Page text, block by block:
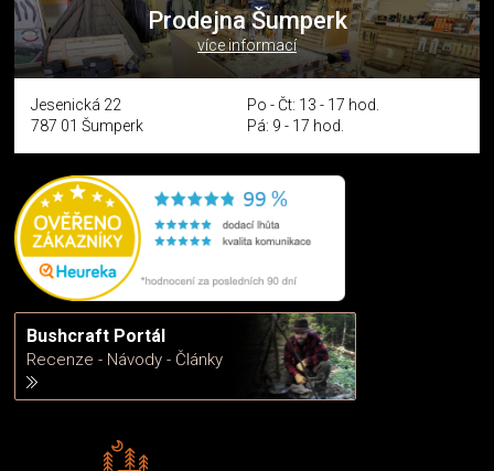
Prodejna Šumperk
více informací
Jesenická 22
787 01 Šumperk
Po - Čt: 13 - 17 hod.
Pá: 9 - 17 hod.
Bushcraft Portál
Recenze - Návody - Články